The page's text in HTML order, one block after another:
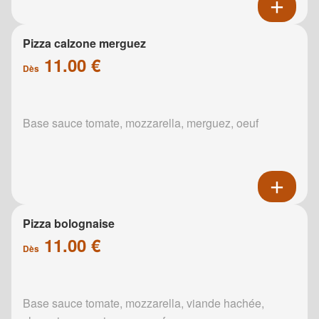
Pizza calzone merguez
Dès 11.00 €
Base sauce tomate, mozzarella, merguez, oeuf
Pizza bolognaise
Dès 11.00 €
Base sauce tomate, mozzarella, viande hachée,